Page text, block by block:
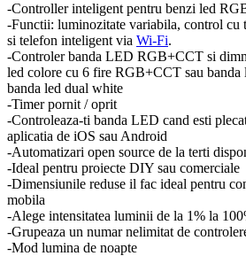
-Controller inteligent pentru benzi led
-Functii: luminozitate variabila, control cu
si telefon inteligent via Wi-Fi.
-Controler banda LED RGB+CCT si
led colore cu 6 fire RGB+CCT sau
banda led dual white
-Timer pornit / oprit
-Controleaza-ti banda LED cand esti
aplicatia de iOS sau Android
-Automatizari open source de la terti
-Ideal pentru proiecte DIY sau comerciale
-Dimensiunile reduse il fac ideal pentru
mobila
-Alege intensitatea luminii de la 1% la
-Grupeaza un numar nelimitat de
-Mod lumina de noapte